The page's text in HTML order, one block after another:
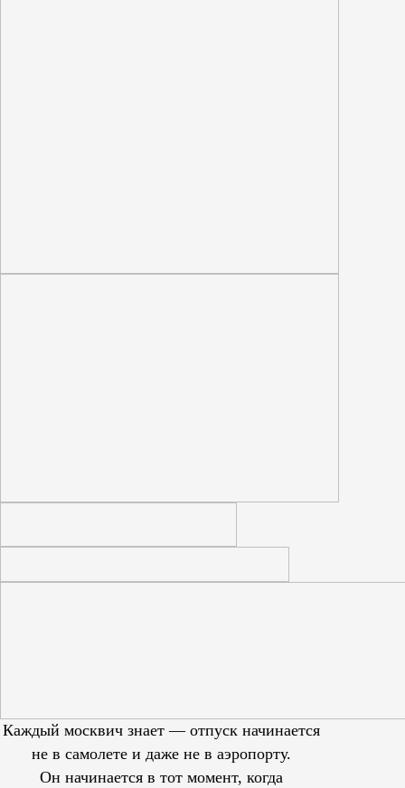
Каждый москвич знает — отпуск начинается
не в самолете и даже не в аэропорту.
Он начинается в тот момент, когда